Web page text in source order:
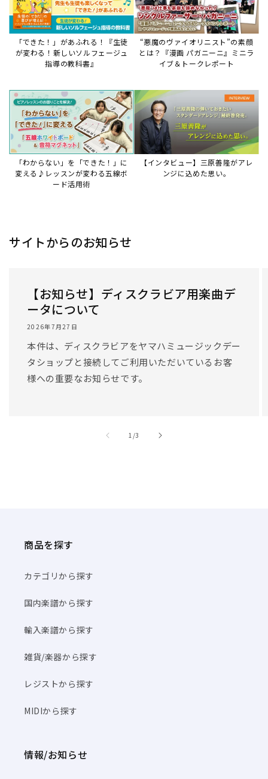
「できた！」があふれる！『生徒
が変わる！新しいソルフェージュ
指導の教科書』
“悪魔のヴァイオリニスト”の素顔
とは？『漫画 パガニーニ』ミニラ
イブ＆トークレポート
「わからない」を「できた！」に
変える♪レッスンが変わる五線ボ
ード活用術
【インタビュー】三原善隆がアレ
ンジに込めた思い。
サイトからのお知らせ
【お知らせ】ディスクラビア用楽曲デ
ータについて
2026年7月27日
本件は、ディスクラビアをヤマハミュージックデー
タショップと接続してご利用いただいているお客
様への重要なお知らせです。
1 //3
商品を探す
カテゴリから探す
国内楽譜から探す
輸入楽譜から探す
雑貨/楽器から探す
レジストから探す
MIDIから探す
情報/お知らせ